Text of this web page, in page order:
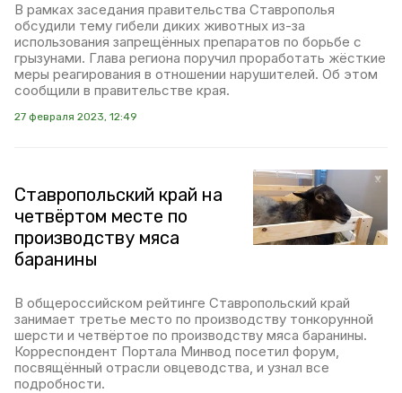
В рамках заседания правительства Ставрополья
обсудили тему гибели диких животных из-за
использования запрещённых препаратов по борьбе с
грызунами. Глава региона поручил проработать жёсткие
меры реагирования в отношении нарушителей. Об этом
сообщили в правительстве края.
27 февраля 2023, 12:49
Ставропольский край на
четвёртом месте по
производству мяса
баранины
В общероссийском рейтинге Ставропольский край
занимает третье место по производству тонкорунной
шерсти и четвёртое по производству мяса баранины.
Корреспондент Портала Минвод посетил форум,
посвящённый отрасли овцеводства, и узнал все
подробности.